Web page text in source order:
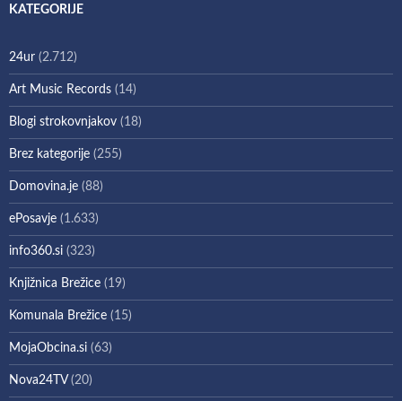
KATEGORIJE
24ur (2.712)
Art Music Records (14)
Blogi strokovnjakov (18)
Brez kategorije (255)
Domovina.je (88)
ePosavje (1.633)
info360.si (323)
Knjižnica Brežice (19)
Komunala Brežice (15)
MojaObcina.si (63)
Nova24TV(20)